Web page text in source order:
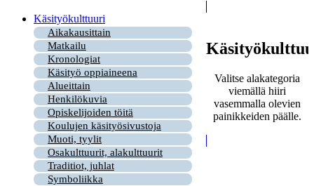
Käsityökulttuuri
Aikakausittain
Matkailu
Kronologiat
Käsityö oppiaineena
Alueittain
Henkilökuvia
Opiskelijoiden töitä
Koulujen käsityösivustoja
Muoti, tyylit
Osakulttuurit, alakulttuurit
Traditiot, juhlat
Symboliikka
Valitse alakategoria
viemällä hiiri
vasemmalla olevien
painikkeiden päälle.